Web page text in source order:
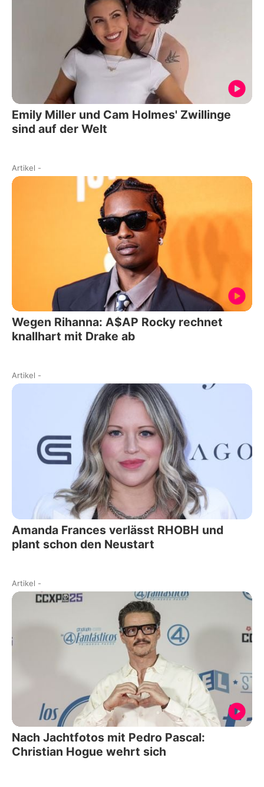
Emily Miller und Cam Holmes' Zwillinge
sind auf der Welt
Artikel -
Wegen Rihanna: A$AP Rocky rechnet
knallhart mit Drake ab
Artikel -
Amanda Frances verlässt RHOBH und
plant schon den Neustart
Artikel -
Nach Jachtfotos mit Pedro Pascal:
Christian Hogue wehrt sich